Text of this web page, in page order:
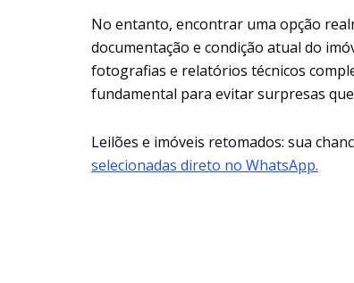
No entanto, encontrar uma opção
documentação e condição atual do
fotografias e relatórios técnicos
fundamental para evitar surpresas
Leilões e imóveis retomados: sua
selecionadas direto no WhatsApp.